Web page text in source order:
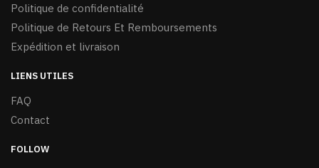
produit
Politique de confidentialité
Politique de Retours Et Remboursements
Expédition et livraison
LIENS UTILES
FAQ
Contact
FOLLOW